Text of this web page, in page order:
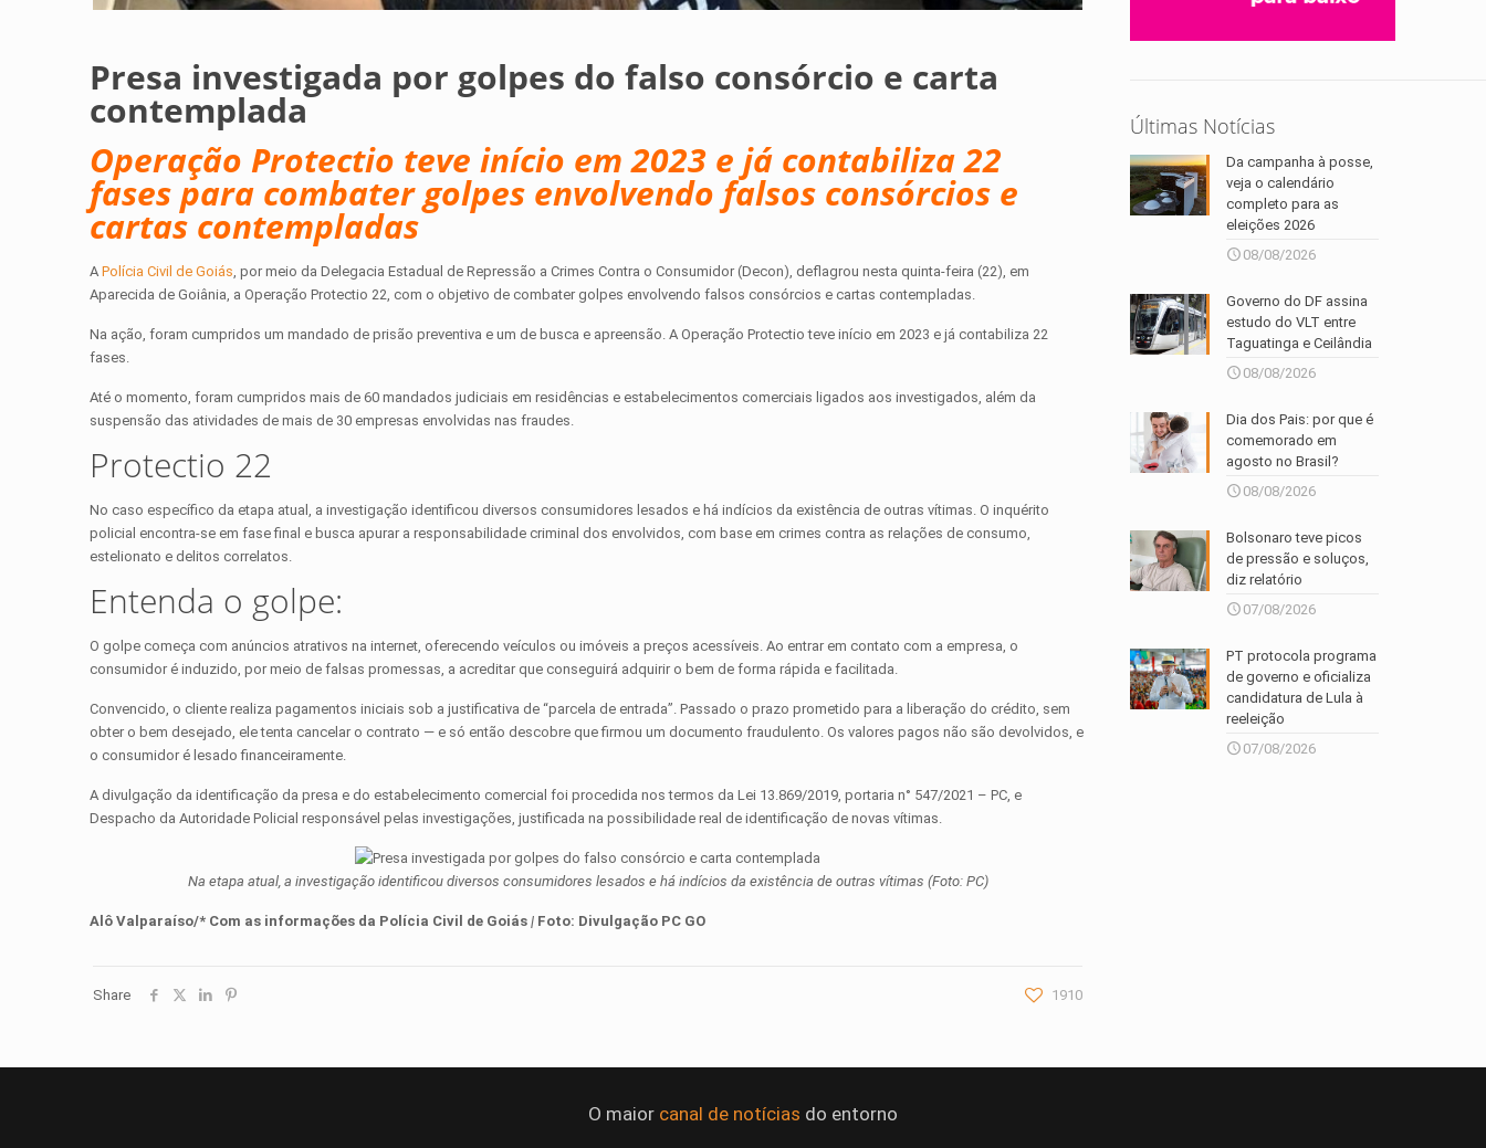
Presa investigada por golpes do falso consórcio e carta
contemplada
Operação Protectio teve início em 2023 e já contabiliza 22
fases para combater golpes envolvendo falsos consórcios e
cartas contempladas
APolícia Civil de Goiás, por meio da Delegacia Estadual de Repressão a Crimes Contra o Consumidor (Decon), deflagrou nesta quinta-feira (22), em
Aparecida de Goiânia, a Operação Protectio 22, com o objetivo de combater golpes envolvendo falsos consórcios e cartas contempladas.
Na ação, foram cumpridos um mandado de prisão preventiva e um de busca e apreensão. A Operação Protectio teve início em 2023 e já contabiliza 22
fases.
Até o momento, foram cumpridos mais de 60 mandados judiciais em residências e estabelecimentos comerciais ligados aos investigados, além da
suspensão das atividades de mais de 30 empresas envolvidas nas fraudes.
Protectio 22
No caso específico da etapa atual, a investigação identificou diversos consumidores lesados e há indícios da existência de outras vítimas. O inquérito
policial encontra-se em fase final e busca apurar a responsabilidade criminal dos envolvidos, com base em crimes contra as relações de consumo,
estelionato e delitos correlatos.
Entenda o golpe:
O golpe começa com anúncios atrativos na internet, oferecendo veículos ou imóveis a preços acessíveis. Ao entrar em contato com a empresa, o
consumidor é induzido, por meio de falsas promessas, a acreditar que conseguirá adquirir o bem de forma rápida e facilitada.
Convencido, o cliente realiza pagamentos iniciais sob a justificativa de “parcela de entrada”. Passado o prazo prometido para a liberação do crédito, sem
obter o bem desejado, ele tenta cancelar o contrato — e só então descobre que firmou um documento fraudulento. Os valores pagos não são devolvidos, e
o consumidor é lesado financeiramente.
A divulgação da identificação da presa e do estabelecimento comercial foi procedida nos termos da Lei 13.869/2019, portaria n° 547/2021 – PC, e
Despacho da Autoridade Policial responsável pelas investigações, justificada na possibilidade real de identificação de novas vítimas.
Na etapa atual, a investigação identificou diversos consumidores lesados e há indícios da existência de outras vítimas (Foto: PC)
Alô Valparaíso/* Com as informações d a Polícia Civil de Goiás | Foto: Divulgação PC GO
Share 1910
Últimas Notícias
Da campanha à posse,
veja o calendário
completo para as
eleições 2026
08/08/2026
Governo do DF assina
estudo do VLT entre
Taguatinga e Ceilândia
08/08/2026
Dia dos Pais: por que é
comemorado em
agosto no Brasil?
08/08/2026
Bolsonaro teve picos
de pressão e soluços,
diz relatório
07/08/2026
PT protocola programa
de governo e oficializa
candidatura de Lula à
reeleição
07/08/2026
O maior canal de notícias do entorno